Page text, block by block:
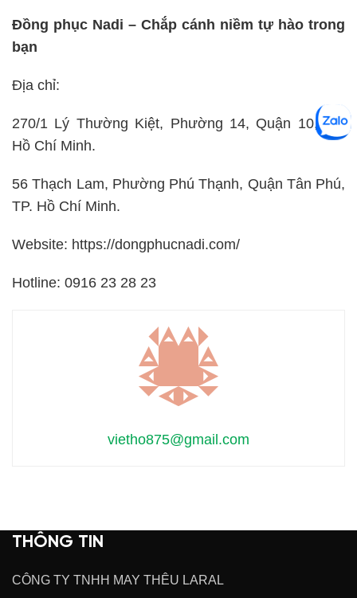
Đồng phục Nadi – Chắp cánh niềm tự hào trong
bạn
Địa chỉ:
270/1 Lý Thường Kiệt, Phường 14, Quận 10, TP.
Hồ Chí Minh.
56 Thạch Lam, Phường Phú Thạnh, Quận Tân Phú,
TP. Hồ Chí Minh.
Website: https://dongphucnadi.com/
Hotline: 0916 23 28 23
vietho875@gmail.com
THÔNG TIN
CÔNG TY TNHH MAY THÊU LARAL